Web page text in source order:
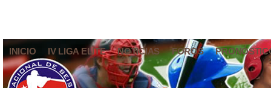
INICIO IV LIGA ELITE NOTICIAS FOROS